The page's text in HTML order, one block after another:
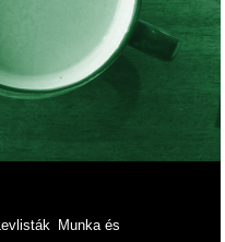
Levlisták
Munka és